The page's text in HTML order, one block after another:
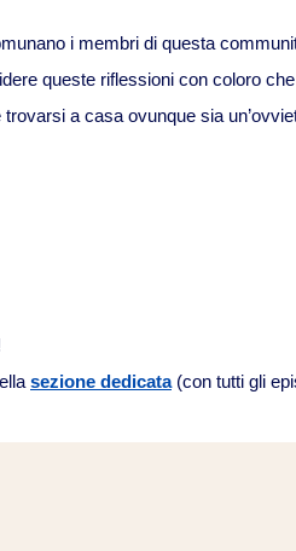
i membri di questa
queste riflessioni con coloro
a casa ovunque sia
sezione dedicata(con tutti gli